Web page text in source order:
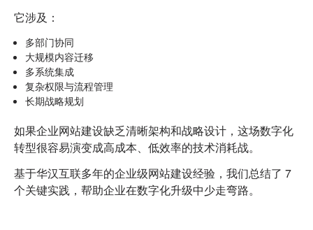
它涉及：
多部门协同
大规模内容迁移
多系统集成
复杂权限与流程管理
长期战略规划
如果企业网站建设缺乏清晰架构和战略设计，这场数字化
转型很容易演变成高成本、低效率的技术消耗战。
基于华汉互联多年的企业级网站建设经验，我们总结了 7
个关键实践，帮助企业在数字化升级中少走弯路。